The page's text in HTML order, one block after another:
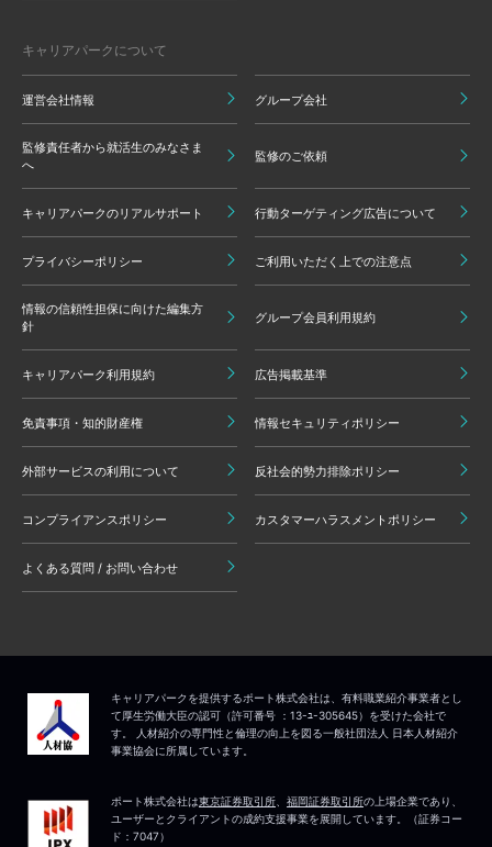
キャリアパークについて
運営会社情報 グループ会社
監修責任者から就活生のみなさま
へ
監修のご依頼
キャリアパークのリアルサポート 行動ターゲティング広告について
プライバシーポリシー ご利用いただく上での注意点
情報の信頼性担保に向けた編集方
針
グループ会員利用規約
キャリアパーク利用規約 広告掲載基準
免責事項・知的財産権 情報セキュリティポリシー
外部サービスの利用について 反社会的勢力排除ポリシー
コンプライアンスポリシー カスタマーハラスメントポリシー
よくある質問 / お問い合わせ